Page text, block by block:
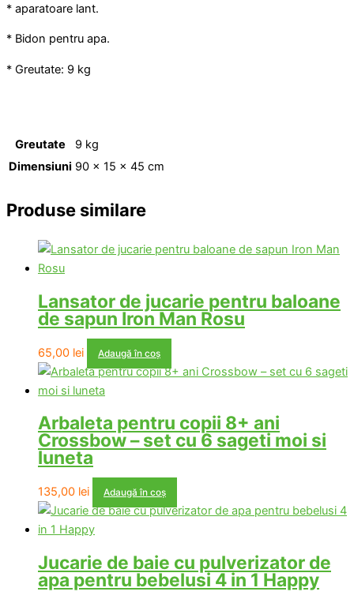
* aparatoare lant.
* Bidon pentru apa.
* Greutate: 9 kg
Greutate
9 kg
Dimensiuni 90 × 15 × 45 cm
Produse similare
Lansator de jucarie pentru baloane
de sapun Iron Man Rosu
65,00 lei Adaugă în coș
Arbaleta pentru copii 8+ ani
Crossbow – set cu 6 sageti moi si
luneta
135,00 lei Adaugă în coș
Jucarie de baie cu pulverizator de
apa pentru bebelusi 4 in 1 Happy